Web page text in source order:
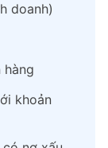
doanh)
hàng
khoản